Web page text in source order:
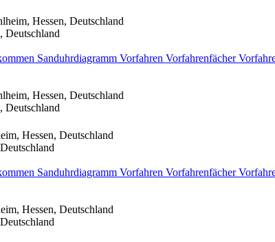
Hessen, Deutschland
Deutschland
Sanduhrdiagramm Vorfahren Vorfahrenfächer
Hessen, Deutschland
Deutschland
Hessen, Deutschland
Sanduhrdiagramm Vorfahren Vorfahrenfächer
Hessen, Deutschland